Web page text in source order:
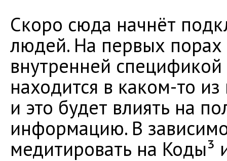
Скоро сюда начнёт
людей. На первых порах
внутренней
находится в каком-то
и это будет влиять на
информацию. В
медитировать на Коды³